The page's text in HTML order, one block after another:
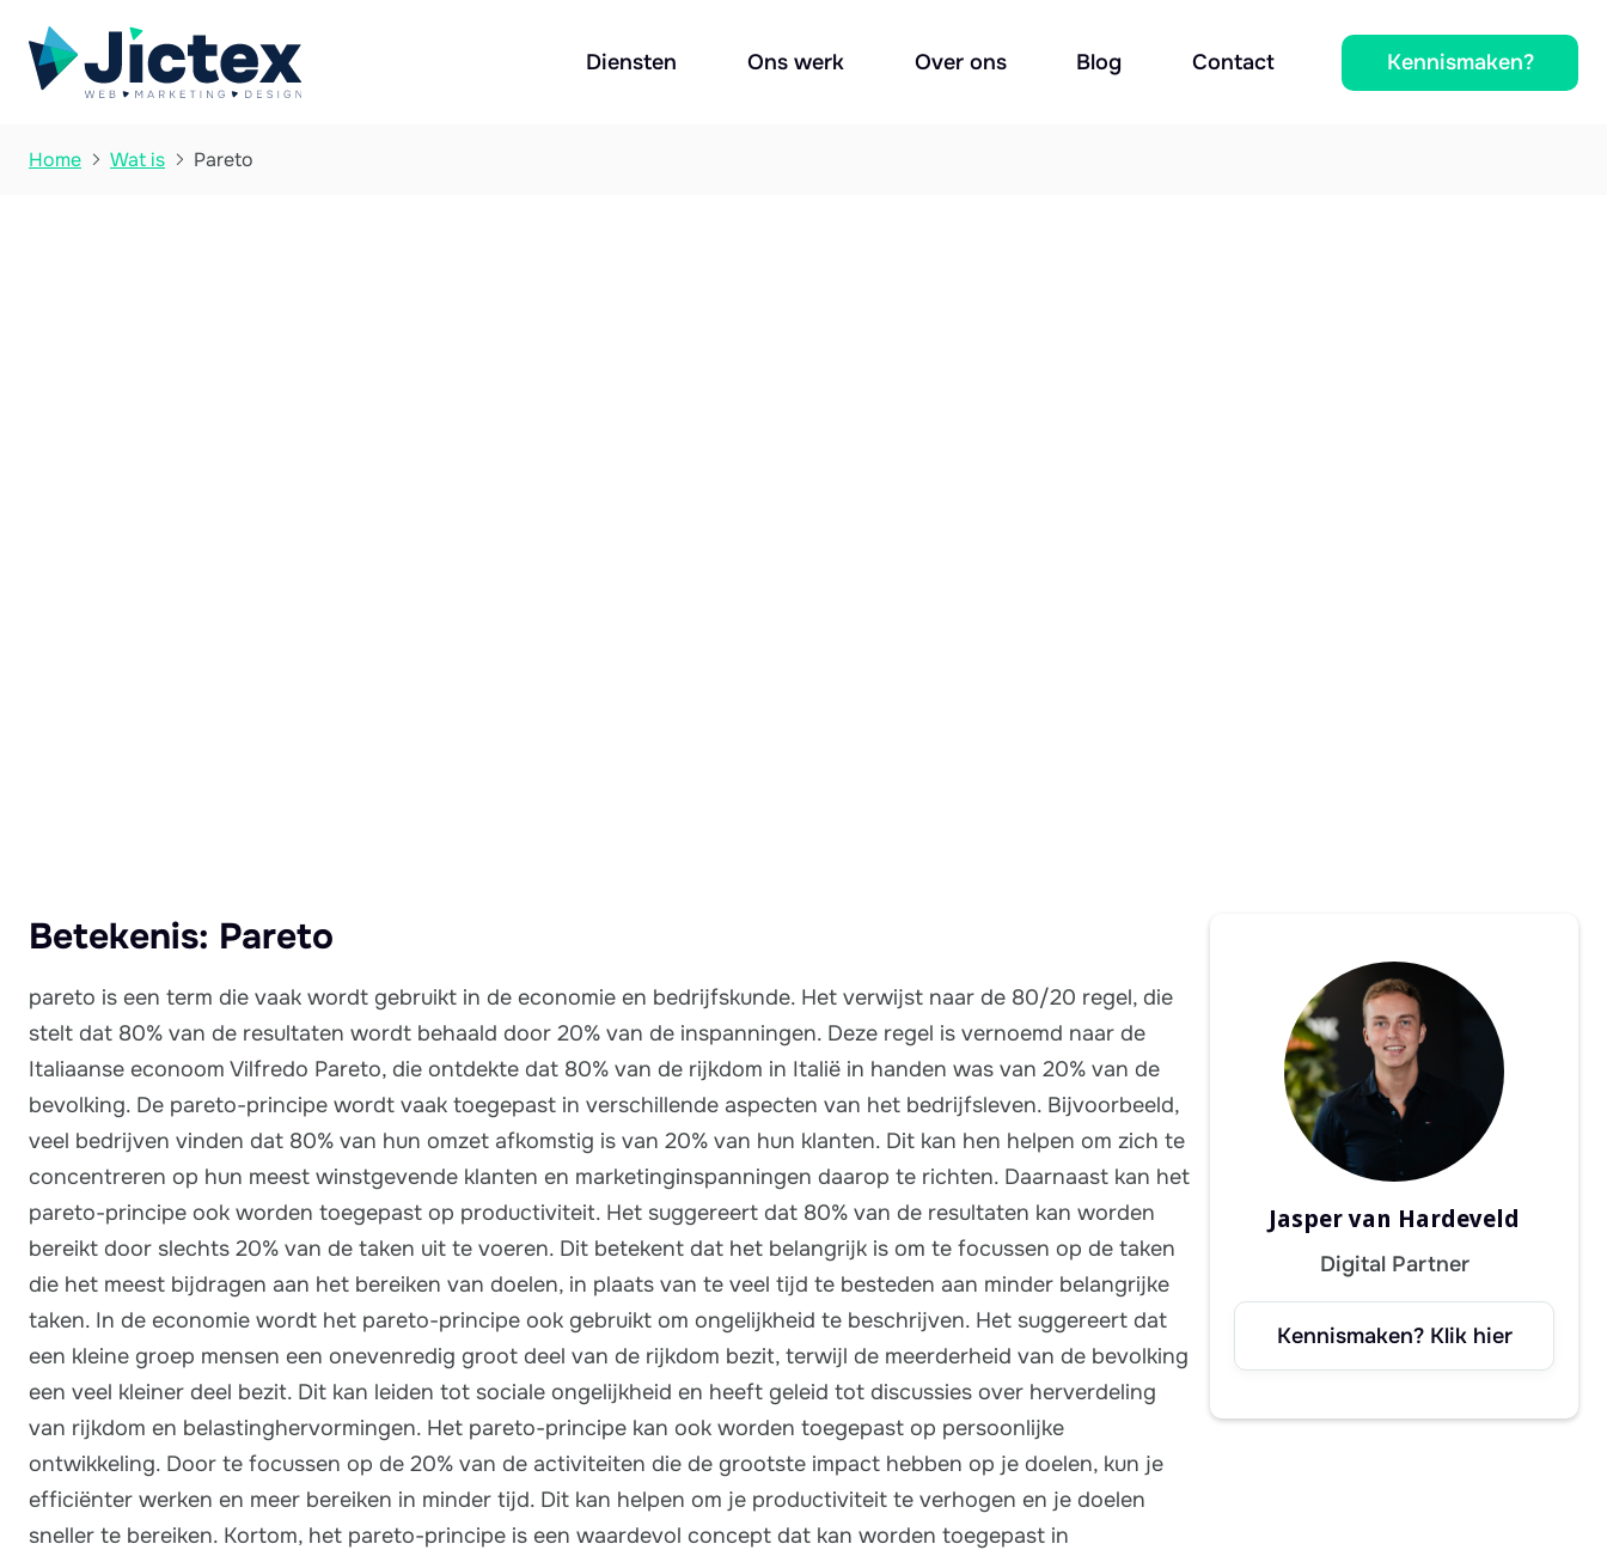
Diensten Ons werk Over ons Blog Contact Kennismaken?
Home  Wat is  Pareto
Betekenis: Pareto
pareto is een term die vaak wordt gebruikt in de economie en bedrijfskunde. Het verwijst naar de 80/20 regel, die
stelt dat 80% van de resultaten wordt behaald door 20% van de inspanningen. Deze regel is vernoemd naar de
Italiaanse econoom Vilfredo Pareto, die ontdekte dat 80% van de rijkdom in Italië in handen was van 20% van de
bevolking. De pareto-principe wordt vaak toegepast in verschillende aspecten van het bedrijfsleven. Bijvoorbeeld,
veel bedrijven vinden dat 80% van hun omzet afkomstig is van 20% van hun klanten. Dit kan hen helpen om zich te
concentreren op hun meest winstgevende klanten en marketinginspanningen daarop te richten. Daarnaast kan het
pareto-principe ook worden toegepast op productiviteit. Het suggereert dat 80% van de resultaten kan worden
bereikt door slechts 20% van de taken uit te voeren. Dit betekent dat het belangrijk is om te focussen op de taken
die het meest bijdragen aan het bereiken van doelen, in plaats van te veel tijd te besteden aan minder belangrijke
taken. In de economie wordt het pareto-principe ook gebruikt om ongelijkheid te beschrijven. Het suggereert dat
een kleine groep mensen een onevenredig groot deel van de rijkdom bezit, terwijl de meerderheid van de bevolking
een veel kleiner deel bezit. Dit kan leiden tot sociale ongelijkheid en heeft geleid tot discussies over herverdeling
van rijkdom en belastinghervormingen. Het pareto-principe kan ook worden toegepast op persoonlijke
ontwikkeling. Door te focussen op de 20% van de activiteiten die de grootste impact hebben op je doelen, kun je
efficiënter werken en meer bereiken in minder tijd. Dit kan helpen om je productiviteit te verhogen en je doelen
sneller te bereiken. Kortom, het pareto-principe is een waardevol concept dat kan worden toegepast in
Jasper van Hardeveld
Digital Partner
Kennismaken? Klik hier